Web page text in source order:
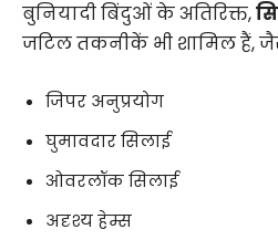
बुनियादी बिंदुओं के अतिरिक्त,
जटिल तकनीकें भी शामिल हैं,
जिपर अनुप्रयोग
घुमावदार सिलाई
ओवरलॉक सिलाई
अदृश्य हेम्स